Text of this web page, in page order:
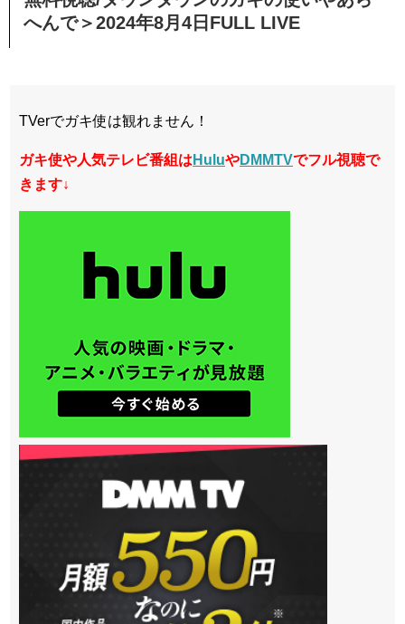
へんで＞2024年8月4日FULL LIVE
TVerでガキ使は観れません！
ガキ使や人気テレビ番組はHuluやDMMTVでフル視聴で
きます↓